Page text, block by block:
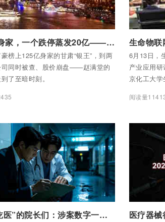
125亿身家，一个跌停蒸发20亿——甘肃富豪赵满堂命运走到至暗时刻
榜上125亿身家的甘肃“银王”，到两
司同时被查、股价崩盘——赵满堂的
了至暗时刻。
6月13日，
产业应用
京化工大
文化艺术传
体育等领
人士齐聚
应用与成
略合作，
深度融合
阅读量
“靠医吃医”的院长们：涉案数字一个比一个扎心